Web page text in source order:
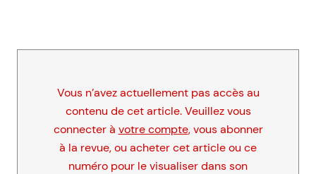
Vous n’avez actuellement pas accès au
contenu de cet article. Veuillez vous
connecter à votre compte, vous abonner
à la revue, ou acheter cet article ou ce
numéro pour le visualiser dans son